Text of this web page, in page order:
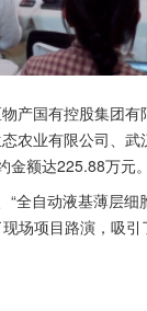
产国有控股集团
农业有限公司、
额达225.88万元。
全自动液基薄层细
场项目路演，吸